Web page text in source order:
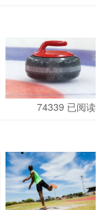
气温偏低，海风
和防水手套，既
选择防滑短靴或运
防晒措施，冬日
或缺，兼顾保暖与
必追赶盛夏的沙滩
礁石，听海风低
看金色阳光冲破海
74339 已阅读